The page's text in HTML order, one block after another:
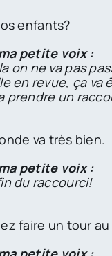
enfants?
petite voix :
on ne va pas
en revue, ça va
prendre un
va très bien.
petite voix :
du raccourci!
faire un tour au